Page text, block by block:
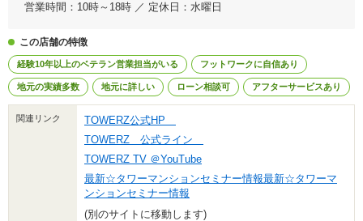
営業時間：10時～18時 ／ 定休日：水曜日
この店舗の特徴
経験10年以上のベテラン営業担当がいる フットワークに自信あり
地元の実績多数 地元に詳しい ローン相談可 アフターサービスあり
関連リンク
TOWERZ公式HP
TOWERZ 公式ライン
TOWERZ TV ＠YouTube
最新☆タワーマンションセミナー情報最新☆タワーマ
ンションセミナー情報
(別のサイトに移動します)